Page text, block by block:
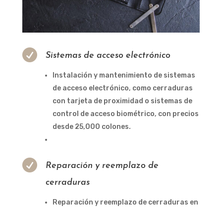
 Sistemas de acceso electrónico
Instalación y mantenimiento de sistemas
de acceso electrónico, como cerraduras
con tarjeta de proximidad o sistemas de
control de acceso biométrico, con precios
desde 25,000 colones.

Reparación y reemplazo de
cerraduras
Reparación y reemplazo de cerraduras en